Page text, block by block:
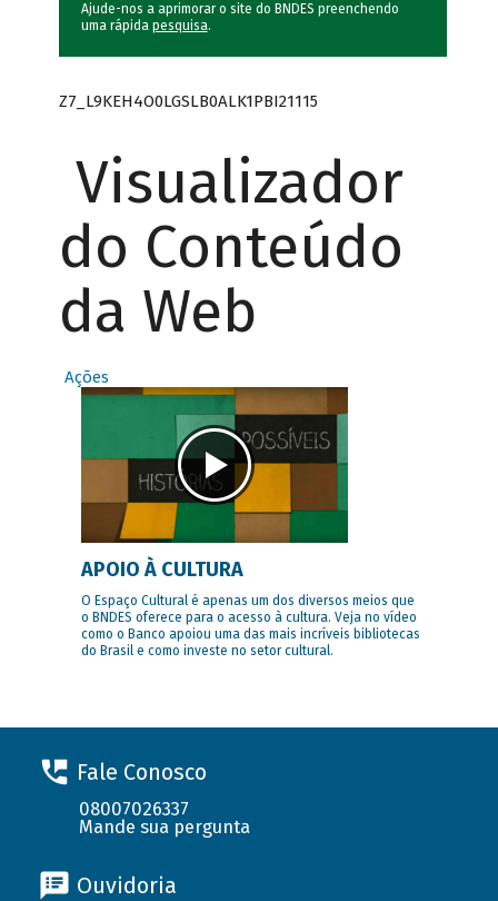
Ajude-nos a aprimorar o site do BNDES preenchendo
uma rápida pesquisa.
Z7_L9KEH4O0LGSLB0ALK1PBI21115
Visualizador
do Conteúdo
da Web
Ações
APOIO À CULTURA
O Espaço Cultural é apenas um dos diversos meios que
o BNDES oferece para o acesso à cultura. Veja no vídeo
como o Banco apoiou uma das mais incríveis bibliotecas
do Brasil e como investe no setor cultural.
Fale Conosco
08007026337
Mande sua pergunta
Ouvidoria